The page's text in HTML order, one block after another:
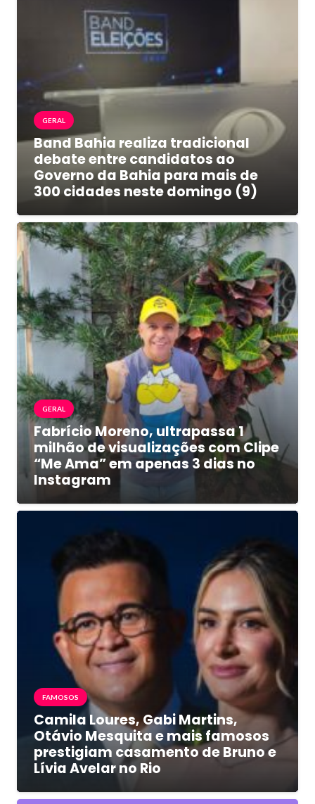
GERAL
Band Bahia realiza tradicional
debate entre candidatos ao
Governo da Bahia para mais de
300 cidades neste domingo (9)
GERAL
Fabrício Moreno, ultrapassa 1
milhão de visualizações com Clipe
“Me Ama” em apenas 3 dias no
Instagram
FAMOSOS
Camila Loures, Gabi Martins,
Otávio Mesquita e mais famosos
prestigiam casamento de Bruno e
Lívia Avelar no Rio